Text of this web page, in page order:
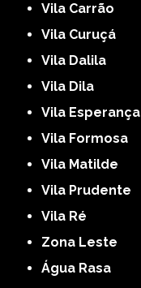
Vila Carrão
Vila Curuçá
Vila Dalila
Vila Dila
Vila Esperança
Vila Formosa
Vila Matilde
Vila Prudente
Vila Ré
Zona Leste
Água Rasa